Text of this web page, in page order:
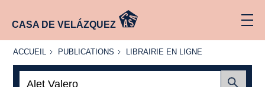
CASA DE VELÁZQUEZ
ACCUEIL
ACCUEIL PUBLICATIONS
PUBLICATIONS
LIBRAIRIE
LIBRAIRIE EN LIGNE